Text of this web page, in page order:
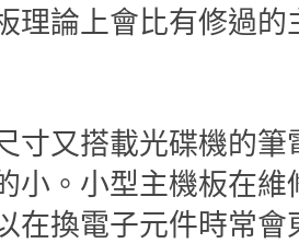
理論上會比有修過
寸又搭載光碟機的
小。小型主機板在
在換電子元件時常